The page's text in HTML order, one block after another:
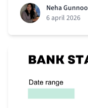
Neha Gunnoo
6 april 2026